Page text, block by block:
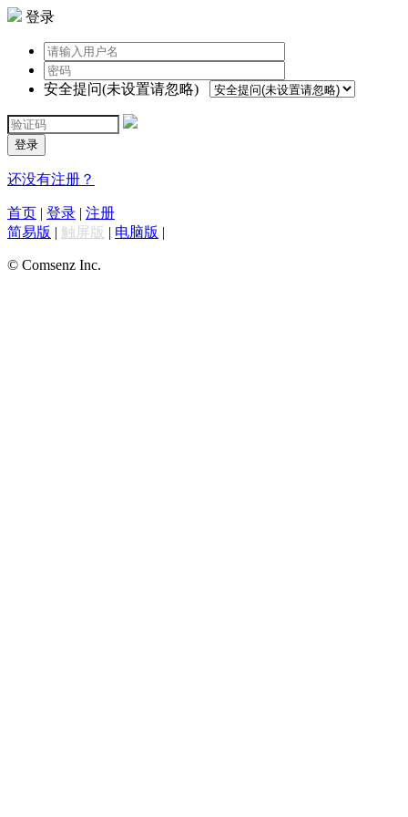
登录
安全提问(未设置请忽略)
登录
还没有注册？
首页 | 登录 | 注册
简易版 | 触屏版 | 电脑版 |
© Comsenz Inc.